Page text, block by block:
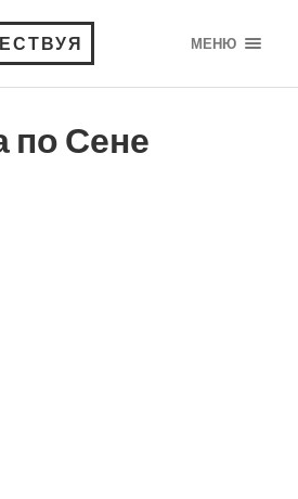
МЕНЮ
по Сене